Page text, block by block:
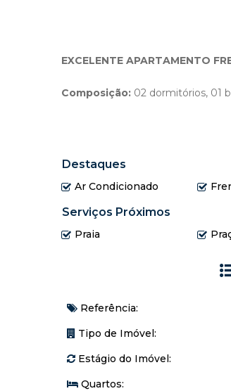
EXCELENTE APARTAMENTO
Composição: 02 dormitórios, 01
Destaques
Ar Condicionado
Serviços Próximos
Praia
Referência:
Tipo de Imóvel:
Estágio do Imóvel:
Quartos: